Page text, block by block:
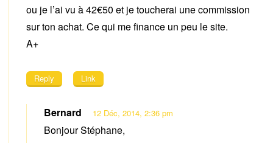
ou je l’ai vu à 42€50 et je toucherai une commission
sur ton achat. Ce qui me finance un peu le site.
A+
Reply Link
Bernard 12 Déc, 2014, 2:36 pm
Bonjour Stéphane,